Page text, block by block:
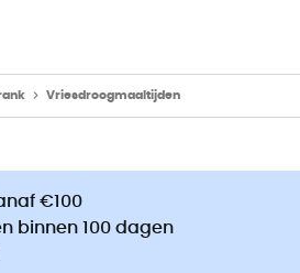
Vriesdroogmaaltijden
€100
binnen 100 dagen